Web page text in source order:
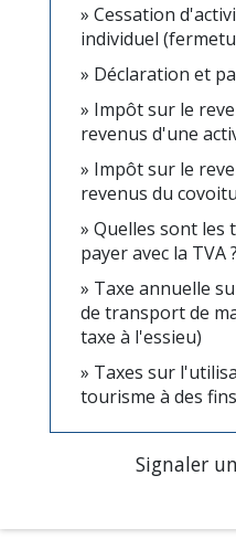
Cessation
individuel
Déclaration et
Impôt sur le
revenus d'une
Impôt sur le
revenus du
Quelles sont les
payer avec la TVA ?
Taxe annuelle
de transport de
taxe à l'essieu)
Taxes sur
tourisme à des
Signaler